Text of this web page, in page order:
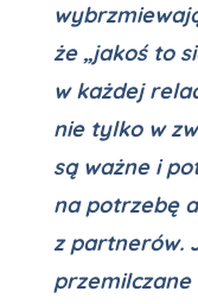
że „jakoś to
w każdej
nie tylko w
są ważne i
na potrzebę
z partnerów.
przemilczane